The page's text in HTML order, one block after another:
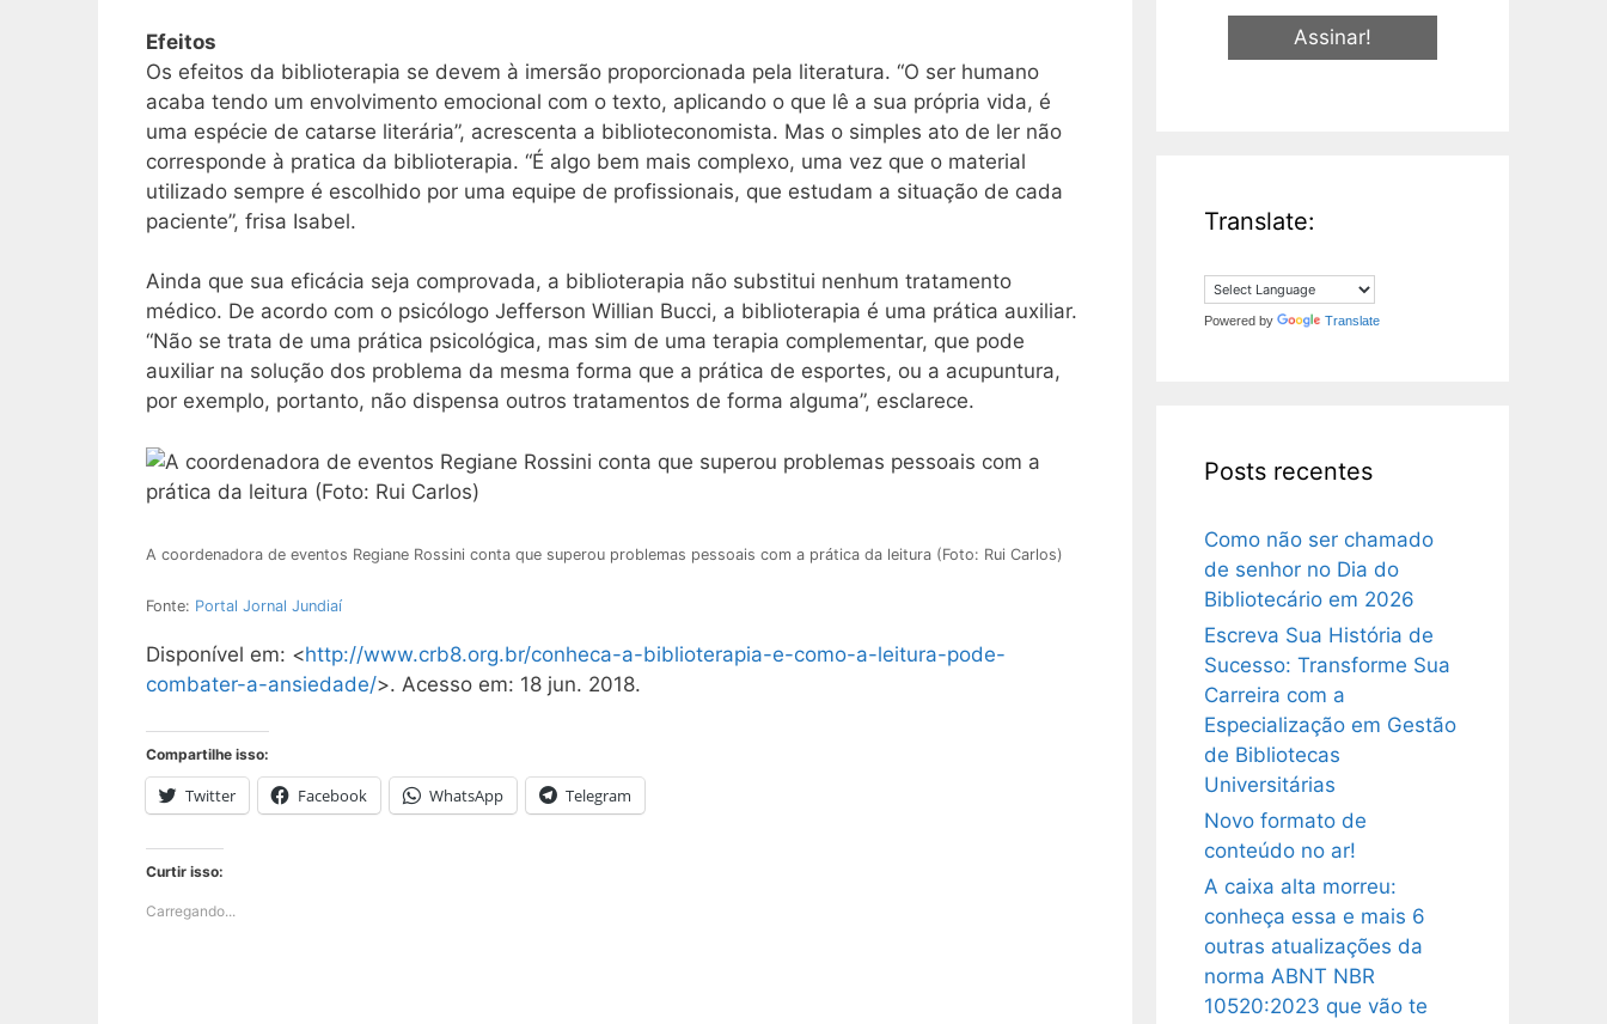
Efeitos
Os efeitos da biblioterapia se devem à imersão proporcionada pela literatura. “O ser humano
acaba tendo um envolvimento emocional com o texto, aplicando o que lê a sua própria vida, é
uma espécie de catarse literária”, acrescenta a biblioteconomista. Mas o simples ato de ler não
corresponde à pratica da biblioterapia. “É algo bem mais complexo, uma vez que o material
utilizado sempre é escolhido por uma equipe de profissionais, que estudam a situação de cada
paciente”, frisa Isabel.
Ainda que sua eficácia seja comprovada, a biblioterapia não substitui nenhum tratamento
médico. De acordo com o psicólogo Jefferson Willian Bucci, a biblioterapia é uma prática auxiliar.
“Não se trata de uma prática psicológica, mas sim de uma terapia complementar, que pode
auxiliar na solução dos problema da mesma forma que a prática de esportes, ou a acupuntura,
por exemplo, portanto, não dispensa outros tratamentos de forma alguma”, esclarece.
A coordenadora de eventos Regiane Rossini conta que superou problemas pessoais com a prática da leitura (Foto: Rui Carlos)
Fonte: Portal Jornal Jundiaí
Disponível em: <http://www.crb8.org.br/conheca-a-biblioterapia-e-como-a-leitura-pode-
combater-a-ansiedade/>. Acesso em: 18 jun. 2018.
Compartilhe isso:
Twitter Facebook WhatsApp Telegram
Curtir isso:
Carregando...
*
Translate:
Powered by Translate
Posts recentes
Como não ser chamado
de senhor no Dia do
Bibliotecário em 2026
Escreva Sua História de
Sucesso: Transforme Sua
Carreira com a
Especialização em Gestão
de Bibliotecas
Universitárias
Novo formato de
conteúdo no ar!
A caixa alta morreu:
conheça essa e mais 6
outras atualizações da
norma ABNT NBR
10520:2023 que vão te